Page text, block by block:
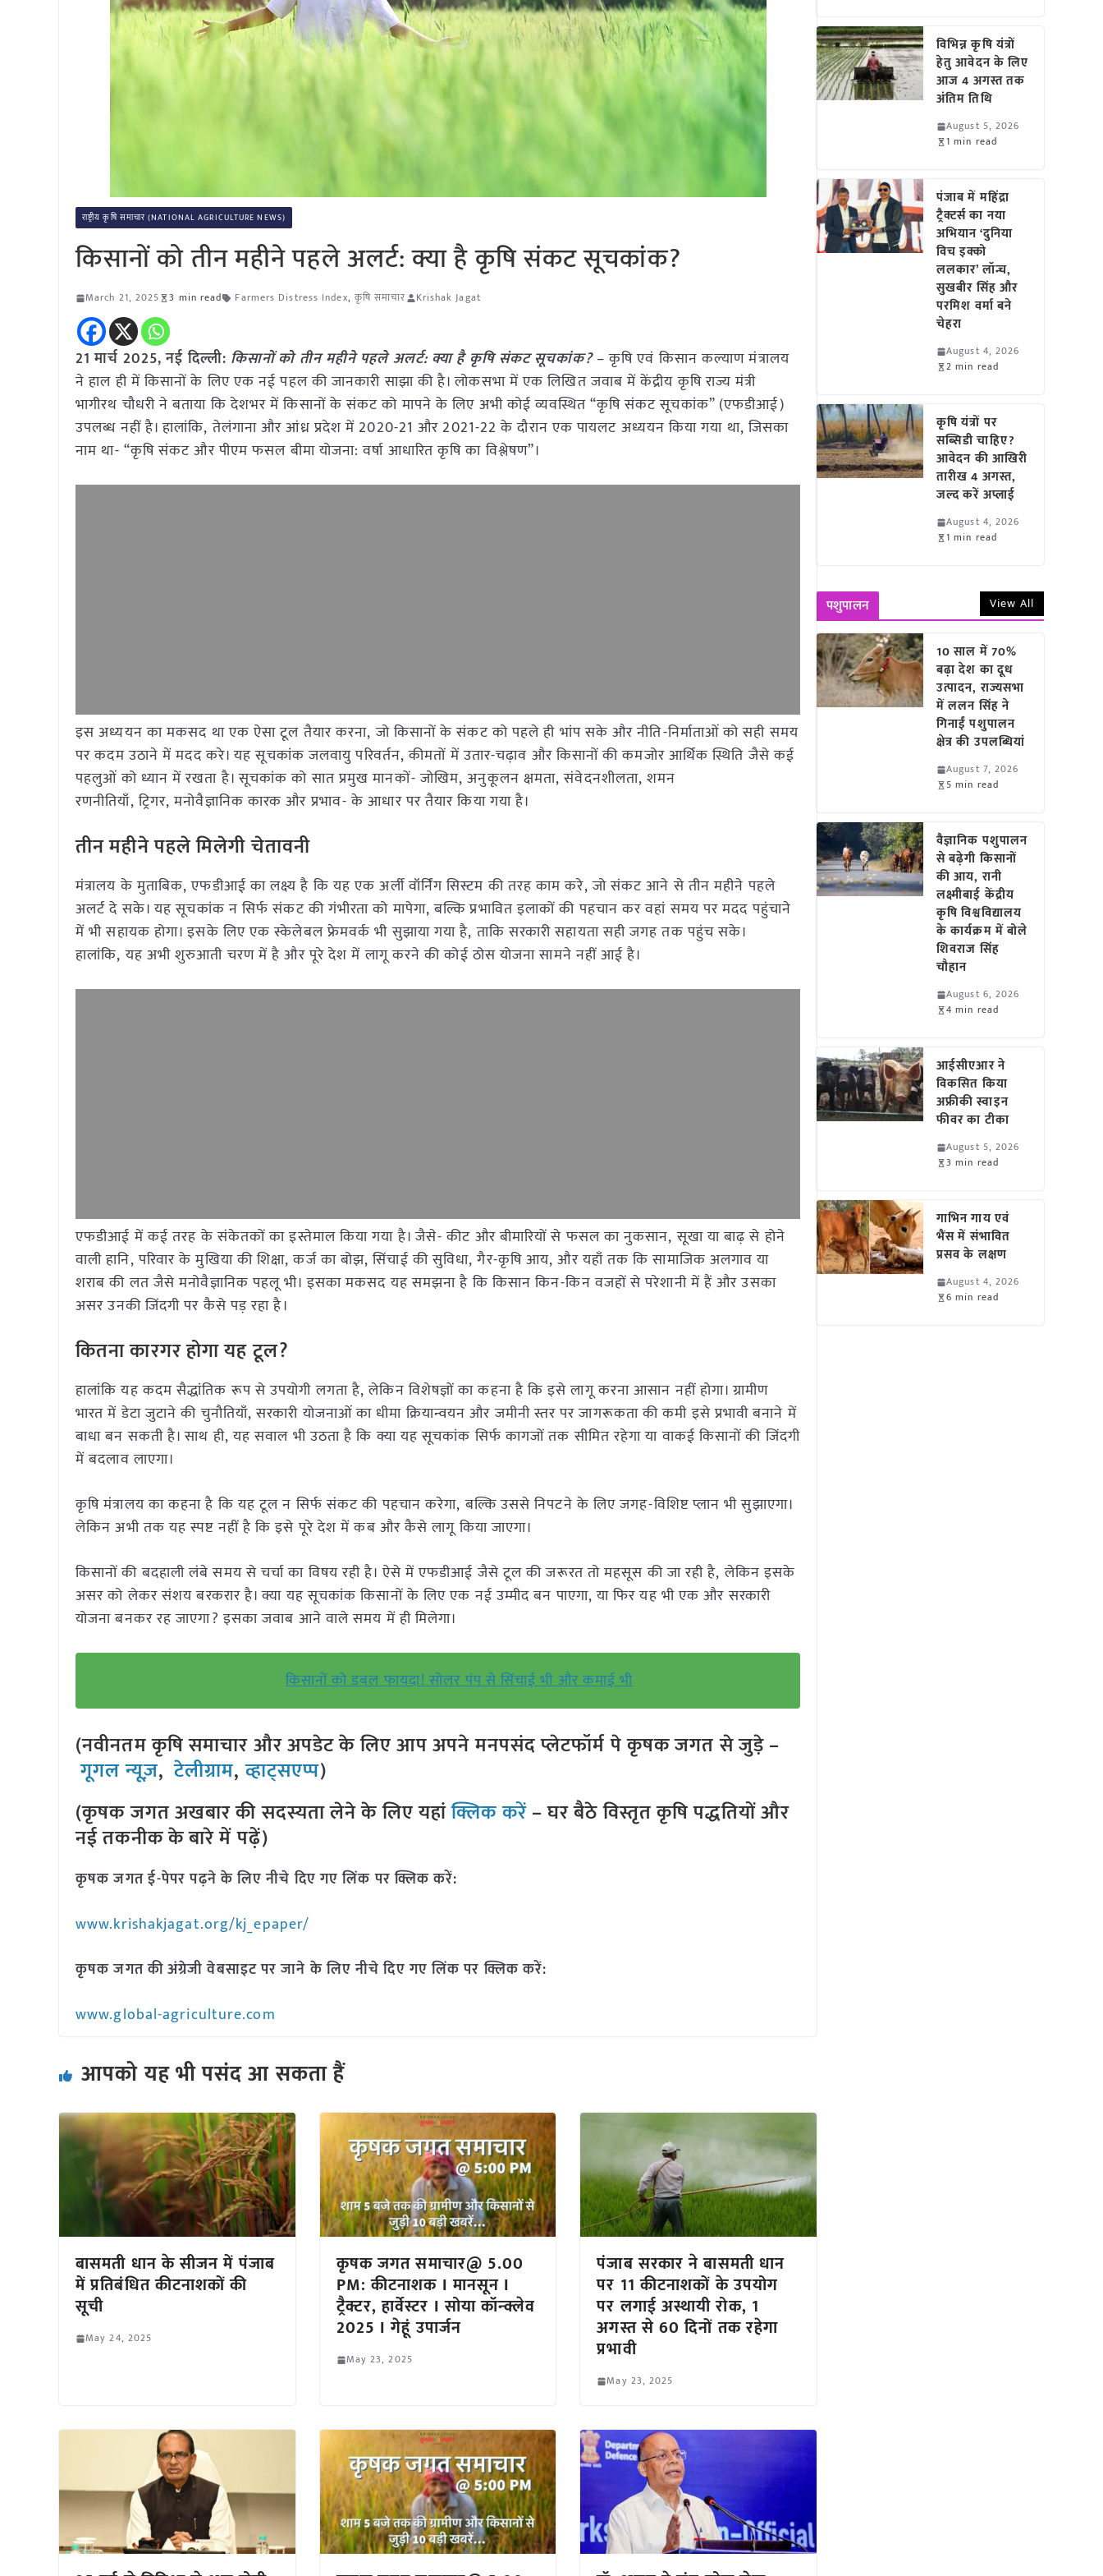
राष्ट्रीय कृषि समाचार (NATIONAL AGRICULTURE NEWS)
किसानों को तीन महीने पहले अलर्ट: क्या है कृषि संकट सूचकांक?
March 21, 2025 3 min read Farmers Distress Index, कृषि समाचार Krishak Jagat
21 मार्च 2025, नई दिल्ली: किसानों को तीन महीने पहले अलर्ट: क्या है कृषि संकट सूचकांक?– कृषि एवं किसान कल्याण मंत्रालय
ने हाल ही में किसानों के लिए एक नई पहल की जानकारी साझा की है। लोकसभा में एक लिखित जवाब में केंद्रीय कृषि राज्य मंत्री
भागीरथ चौधरी ने बताया कि देशभर में किसानों के संकट को मापने के लिए अभी कोई व्यवस्थित “कृषि संकट सूचकांक” (एफडीआई)
उपलब्ध नहीं है। हालांकि, तेलंगाना और आंध्र प्रदेश में 2020-21 और 2021-22 के दौरान एक पायलट अध्ययन किया गया था, जिसका
नाम था- “कृषि संकट और पीएम फसल बीमा योजना: वर्षा आधारित कृषि का विश्लेषण”।
इस अध्ययन का मकसद था एक ऐसा टूल तैयार करना, जो किसानों के संकट को पहले ही भांप सके और नीति-निर्माताओं को सही समय
पर कदम उठाने में मदद करे। यह सूचकांक जलवायु परिवर्तन, कीमतों में उतार-चढ़ाव और किसानों की कमजोर आर्थिक स्थिति जैसे कई
पहलुओं को ध्यान में रखता है। सूचकांक को सात प्रमुख मानकों- जोखिम, अनुकूलन क्षमता, संवेदनशीलता, शमन
रणनीतियाँ, ट्रिगर, मनोवैज्ञानिक कारक और प्रभाव- के आधार पर तैयार किया गया है।
तीन महीने पहले मिलेगी चेतावनी
मंत्रालय के मुताबिक, एफडीआई का लक्ष्य है कि यह एक अर्ली वॉर्निंग सिस्टम की तरह काम करे, जो संकट आने से तीन महीने पहले
अलर्ट दे सके। यह सूचकांक न सिर्फ संकट की गंभीरता को मापेगा, बल्कि प्रभावित इलाकों की पहचान कर वहां समय पर मदद पहुंचाने
में भी सहायक होगा। इसके लिए एक स्केलेबल फ्रेमवर्क भी सुझाया गया है, ताकि सरकारी सहायता सही जगह तक पहुंच सके।
हालांकि, यह अभी शुरुआती चरण में है और पूरे देश में लागू करने की कोई ठोस योजना सामने नहीं आई है।
एफडीआई में कई तरह के संकेतकों का इस्तेमाल किया गया है। जैसे- कीट और बीमारियों से फसल का नुकसान, सूखा या बाढ़ से होने
वाली हानि, परिवार के मुखिया की शिक्षा, कर्ज का बोझ, सिंचाई की सुविधा, गैर-कृषि आय, और यहाँ तक कि सामाजिक अलगाव या
शराब की लत जैसे मनोवैज्ञानिक पहलू भी। इसका मकसद यह समझना है कि किसान किन-किन वजहों से परेशानी में हैं और उसका
असर उनकी जिंदगी पर कैसे पड़ रहा है।
कितना कारगर होगा यह टूल?
हालांकि यह कदम सैद्धांतिक रूप से उपयोगी लगता है, लेकिन विशेषज्ञों का कहना है कि इसे लागू करना आसान नहीं होगा। ग्रामीण
भारत में डेटा जुटाने की चुनौतियाँ, सरकारी योजनाओं का धीमा क्रियान्वयन और जमीनी स्तर पर जागरूकता की कमी इसे प्रभावी बनाने में
बाधा बन सकती है। साथ ही, यह सवाल भी उठता है कि क्या यह सूचकांक सिर्फ कागजों तक सीमित रहेगा या वाकई किसानों की जिंदगी
में बदलाव लाएगा।
कृषि मंत्रालय का कहना है कि यह टूल न सिर्फ संकट की पहचान करेगा, बल्कि उससे निपटने के लिए जगह-विशिष्ट प्लान भी सुझाएगा।
लेकिन अभी तक यह स्पष्ट नहीं है कि इसे पूरे देश में कब और कैसे लागू किया जाएगा।
किसानों की बदहाली लंबे समय से चर्चा का विषय रही है। ऐसे में एफडीआई जैसे टूल की जरूरत तो महसूस की जा रही है, लेकिन इसके
असर को लेकर संशय बरकरार है। क्या यह सूचकांक किसानों के लिए एक नई उम्मीद बन पाएगा, या फिर यह भी एक और सरकारी
योजना बनकर रह जाएगा? इसका जवाब आने वाले समय में ही मिलेगा।
किसानों को डबल फायदा! सोलर पंप से सिंचाई भी और कमाई भी
(नवीनतम कृषि समाचार और अपडेट के लिए आप अपने मनपसंद प्लेटफॉर्म पे कृषक जगत से जुड़े –
गूगल न्यूज़,टेलीग्राम,व्हाट्सएप्प)
(कृषक जगत अखबार की सदस्यता लेने के लिए यहांक्लिक करें– घर बैठे विस्तृत कृषि पद्धतियों और
नई तकनीक के बारे में पढ़ें)
कृषक जगत ई-पेपर पढ़ने के लिए नीचे दिए गए लिंक पर क्लिक करें:
www.krishakjagat.org/kj_epaper/
कृषक जगत की अंग्रेजी वेबसाइट पर जाने के लिए नीचे दिए गए लिंक पर क्लिक करें:
www.global-agriculture.com
आपको यह भी पसंद आ सकता हैं
बासमती धान के सीजन में पंजाब
में प्रतिबंधित कीटनाशकों की
सूची
May 24, 2025
कृषक जगत समाचार@ 5.00
PM: कीटनाशक I मानसून I
ट्रैक्टर, हार्वेस्टर I सोया कॉन्क्लेव
2025 I गेहूं उपार्जन
May 23, 2025
पंजाब सरकार ने बासमती धान
पर 11 कीटनाशकों के उपयोग
पर लगाई अस्थायी रोक, 1
अगस्त से 60 दिनों तक रहेगा
प्रभावी
May 23, 2025
विभिन्न कृषि यंत्रों
हेतु आवेदन के लिए
आज 4 अगस्त तक
अंतिम तिथि
August 5, 2026
1 min read
पंजाब में महिंद्रा
ट्रैक्टर्स का नया
अभियान ‘दुनिया
विच इक्को
ललकार’ लॉन्च,
सुखबीर सिंह और
परमिश वर्मा बने
चेहरा
August 4, 2026
2 min read
कृषि यंत्रों पर
सब्सिडी चाहिए?
आवेदन की आखिरी
तारीख 4 अगस्त,
जल्द करें अप्लाई
August 4, 2026
1 min read
पशुपालन View All
10 साल में 70%
बढ़ा देश का दूध
उत्पादन, राज्यसभा
में ललन सिंह ने
गिनाईं पशुपालन
क्षेत्र की उपलब्धियां
August 7, 2026
5 min read
वैज्ञानिक पशुपालन
से बढ़ेगी किसानों
की आय, रानी
लक्ष्मीबाई केंद्रीय
कृषि विश्वविद्यालय
के कार्यक्रम में बोले
शिवराज सिंह
चौहान
August 6, 2026
4 min read
आईसीएआर ने
विकसित किया
अफ्रीकी स्वाइन
फीवर का टीका
August 5, 2026
3 min read
गाभिन गाय एवं
भैंस में संभावित
प्रसव के लक्षण
August 4, 2026
6 min read